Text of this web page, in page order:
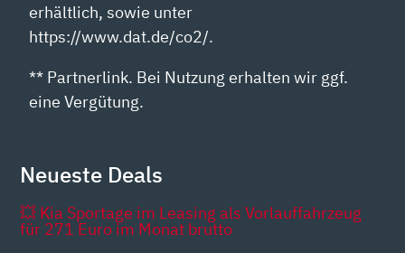
erhältlich, sowie unter
https://www.dat.de/co2/.
** Partnerlink. Bei Nutzung erhalten wir ggf.
eine Vergütung.
Neueste Deals
💥 Kia Sportage im Leasing als Vorlauffahrzeug
für 271 Euro im Monat brutto